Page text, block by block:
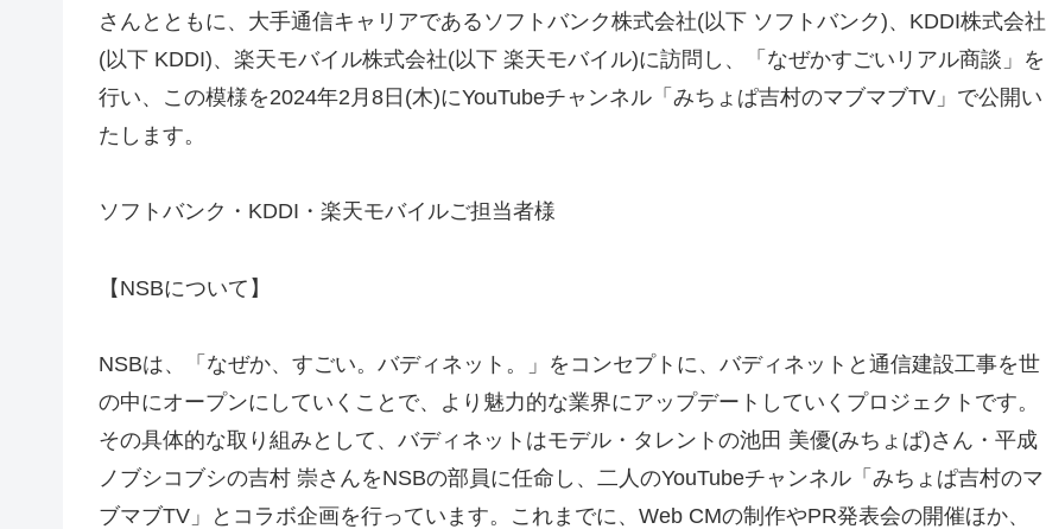
さんとともに、大手通信キャリアであるソフトバンク株式会社(以下 ソフトバンク)、KDDI株式会社
(以下 KDDI)、楽天モバイル株式会社(以下 楽天モバイル)に訪問し、「なぜかすごいリアル商談」を
行い、この模様を2024年2月8日(木)にYouTubeチャンネル「みちょぱ吉村のマブマブTV」で公開い
たします。
ソフトバンク・KDDI・楽天モバイルご担当者様
【NSBについて】
NSBは、「なぜか、すごい。バディネット。」をコンセプトに、バディネットと通信建設工事を世
の中にオープンにしていくことで、より魅力的な業界にアップデートしていくプロジェクトです。
その具体的な取り組みとして、バディネットはモデル・タレントの池田 美優(みちょぱ)さん・平成
ノブシコブシの吉村 崇さんをNSBの部員に任命し、二人のYouTubeチャンネル「みちょぱ吉村のマ
ブマブTV」とコラボ企画を行っています。これまでに、Web CMの制作やPR発表会の開催ほか、